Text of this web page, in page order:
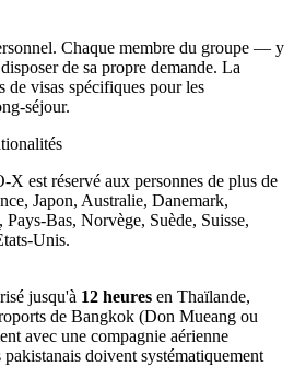
Chaque membre du groupe — y
de sa propre demande. La
de visas spécifiques pour les
séjour.
est réservé aux personnes de plus de
Japon, Australie, Danemark,
Bas, Norvège, Suède, Suisse,
Unis.
jusqu'à 12 heures en Thaïlande,
de Bangkok (Don Mueang ou
avec une compagnie aérienne
pakistanais doivent systématiquement